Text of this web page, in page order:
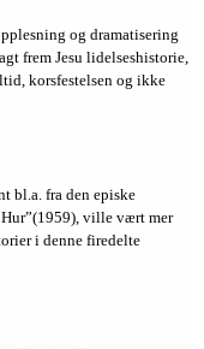
og dramatisering
frem Jesu lidelseshistorie,
korsfestelsen og ikke
bl.a. fra den episke
ville vært mer
i denne firedelte